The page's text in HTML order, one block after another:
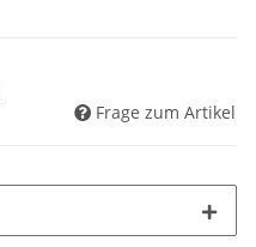
Frage zum Artikel